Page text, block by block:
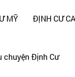
MỸ ĐỊNH CƯ
chuyện Định Cư